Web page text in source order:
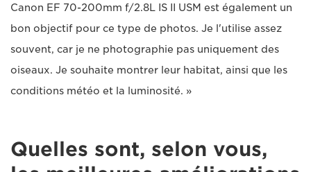
Canon EF 70-200mm f/2.8L IS II USM est également un
bon objectif pour ce type de photos. Je l'utilise assez
souvent, car je ne photographie pas uniquement des
oiseaux. Je souhaite montrer leur habitat, ainsi que les
conditions météo et la luminosité. »
Quelles sont, selon vous,